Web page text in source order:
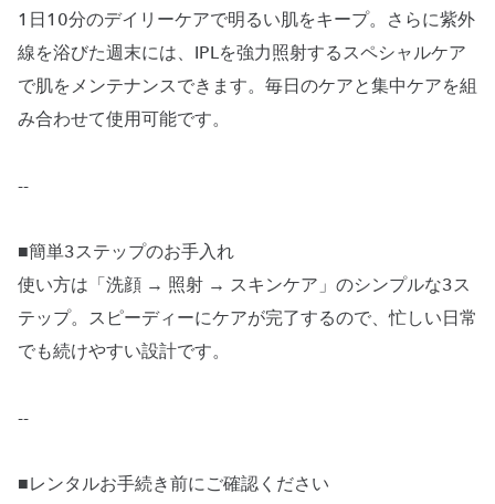
1日10分のデイリーケアで明るい肌をキープ。さらに紫外
線を浴びた週末には、IPLを強力照射するスペシャルケア
で肌をメンテナンスできます。毎日のケアと集中ケアを組
み合わせて使用可能です。
--
■簡単3ステップのお手入れ
使い方は「洗顔 → 照射 → スキンケア」のシンプルな3ス
テップ。スピーディーにケアが完了するので、忙しい日常
でも続けやすい設計です。
--
■レンタルお手続き前にご確認ください